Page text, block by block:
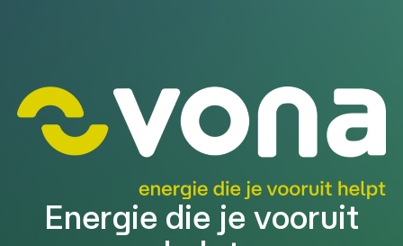
Energie die je vooruit